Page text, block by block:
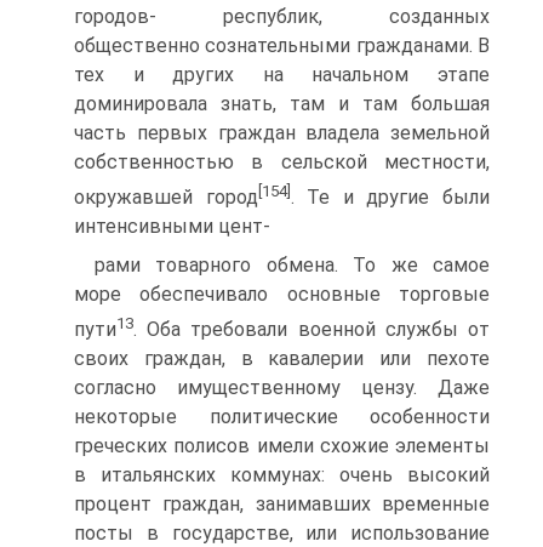
городов- республик, созданных
общественно сознательными гражданами. В
тех и других на начальном этапе
доминировала знать, там и там большая
часть первых граждан владела земельной
собственностью в сельской местности,
окружавшей город [154]. Те и другие были
интенсивными цент-
рами товарного обмена. То же самое
море обеспечивало основные тор­говые
пути13. Оба требовали военной службы от
своих граждан, в ка­валерии или пехоте
согласно имущественному цензу. Даже
некоторые политические особенности
греческих полисов имели схожие элементы
в итальянских коммунах: очень высокий
процент граждан, занимавших временные
посты в государстве, или использование